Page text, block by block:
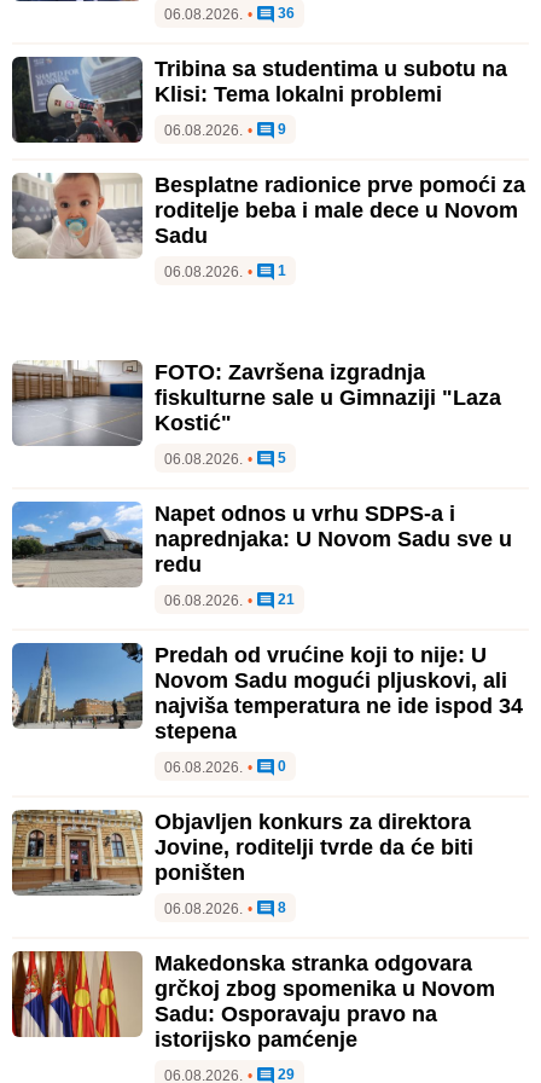
06.08.2026. • 36
Tribina sa studentima u subotu na
Klisi: Tema lokalni problemi
06.08.2026. • 9
Besplatne radionice prve pomoći za
roditelje beba i male dece u Novom
Sadu
06.08.2026. • 1
FOTO: Završena izgradnja
fiskulturne sale u Gimnaziji "Laza
Kostić"
06.08.2026. • 5
Napet odnos u vrhu SDPS-a i
naprednjaka: U Novom Sadu sve u
redu
06.08.2026. • 21
Predah od vrućine koji to nije: U
Novom Sadu mogući pljuskovi, ali
najviša temperatura ne ide ispod 34
stepena
06.08.2026. • 0
Objavljen konkurs za direktora
Jovine, roditelji tvrde da će biti
poništen
06.08.2026. • 8
Makedonska stranka odgovara
grčkoj zbog spomenika u Novom
Sadu: Osporavaju pravo na
istorijsko pamćenje
06.08.2026. • 29